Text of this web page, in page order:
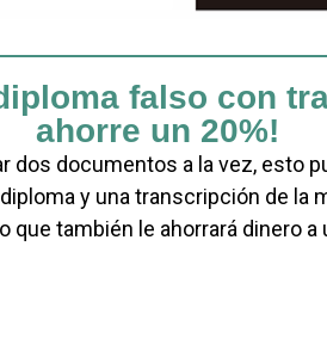
falso con
ahorre un 20%!
dos documentos a la vez, esto
y una transcripción de la
que también le ahorrará dinero a